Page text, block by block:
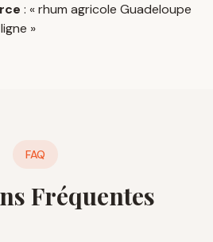
: « rhum agricole Guadeloupe
»
FAQ
Fréquentes